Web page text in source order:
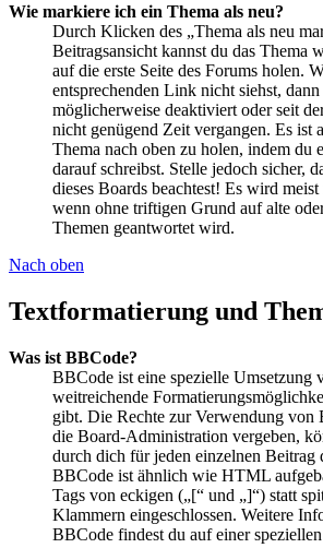
Wie markiere ich ein Thema als neu?
Durch Klicken des „Thema als neu
Beitragsansicht kannst du das Thema
auf die erste Seite des Forums holen.
entsprechenden Link nicht siehst,
möglicherweise deaktiviert oder seit
nicht genügend Zeit vergangen. Es ist
Thema nach oben zu holen, indem du
darauf schreibst. Stelle jedoch sicher,
dieses Boards beachtest! Es wird
wenn ohne triftigen Grund auf alte
Themen geantwortet wird.
Nach oben
Textformatierung und
Was ist BBCode?
BBCode ist eine spezielle
weitreichende
gibt. Die Rechte zur Verwendung von
die Board-Administration vergeben,
durch dich für jeden einzelnen Beitrag
BBCode ist ähnlich wie HTML
Tags von eckigen („[“ und „]“) statt
Klammern eingeschlossen. Weitere
BBCode findest du auf einer